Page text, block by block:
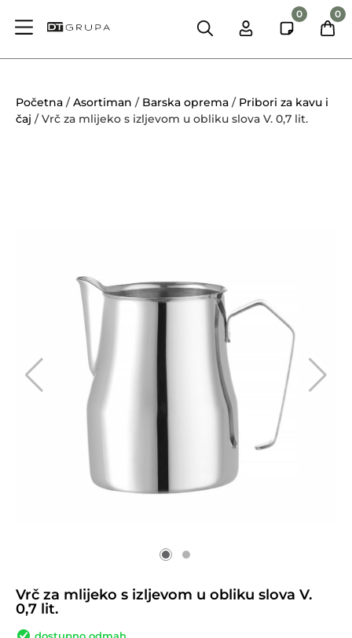
0 0
Početna /Asortiman / Barska oprema / Pribori za kavu i
čaj / Vrč za mlijeko s izljevom u obliku slova V. 0,7 lit.
Vrč za mlijeko s izljevom u obliku slova V.
0,7 lit.
dostupno odmah